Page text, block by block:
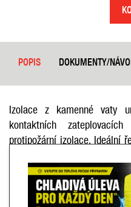
POPIS DOKUMENTY/
Izolace z kamenné vaty
kontaktních
protipožární izolace. Ideální
minerální vaty pojené
hydrofobizované.